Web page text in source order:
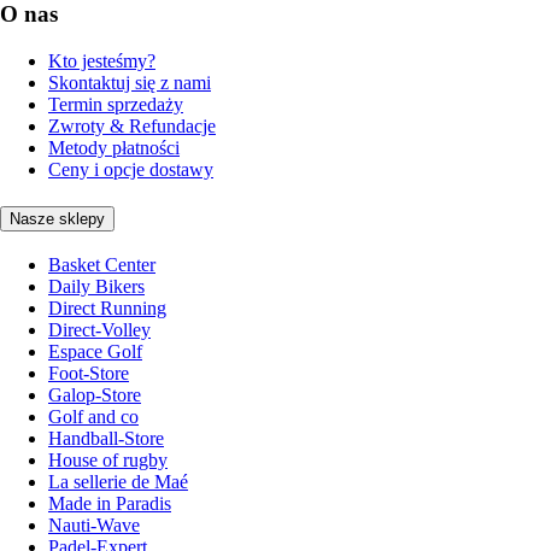
O nas
Kto jesteśmy?
Skontaktuj się z nami
Termin sprzedaży
Zwroty & Refundacje
Metody płatności
Ceny i opcje dostawy
Nasze sklepy
Basket Center
Daily Bikers
Direct Running
Direct-Volley
Espace Golf
Foot-Store
Galop-Store
Golf and co
Handball-Store
House of rugby
La sellerie de Maé
Made in Paradis
Nauti-Wave
Padel-Expert